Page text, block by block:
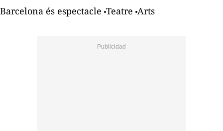
Barcelona és espectacle Teatre Arts